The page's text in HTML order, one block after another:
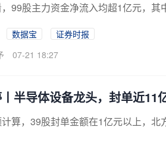
99股主力资金净流入均超1亿元，
数据宝
证券时报
07-21 18:27
半导体设备龙头，封单近11
算，39股封单金额在1亿元以上，